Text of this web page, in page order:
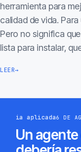
herramienta para
calidad de vida.
Pero no significa
lista para instalar,
LEER→
ia aplicada6 DE
Un